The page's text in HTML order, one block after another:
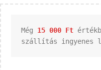
Még 15 000 Ft
szállítás ingyenes